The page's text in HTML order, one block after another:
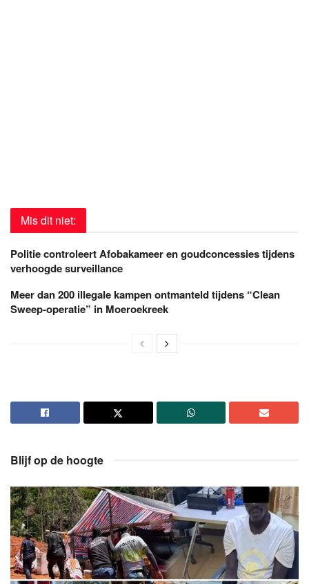
Mis dit niet:
Politie controleert Afobakameer en goudconcessies tijdens
verhoogde surveillance
Meer dan 200 illegale kampen ontmanteld tijdens “Clean
Sweep-operatie” in Moeroekreek
Blijf op de hoogte